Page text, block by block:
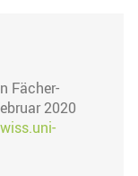
Fächer-
2020